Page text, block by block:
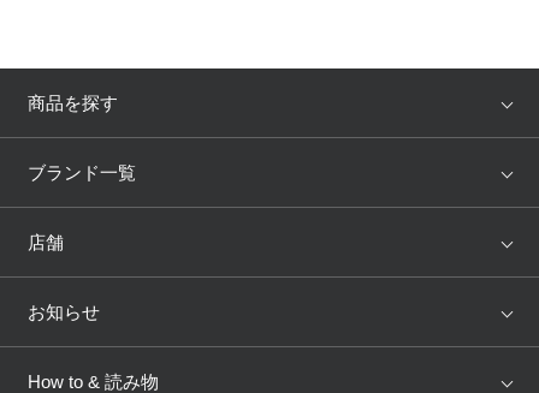
商品を探す
アイテム
トピックス
ブランド一覧
WACOAL
AMPHI une nana cool
店舗
店舗を探す
お知らせ
新着情報
How to & 読み物